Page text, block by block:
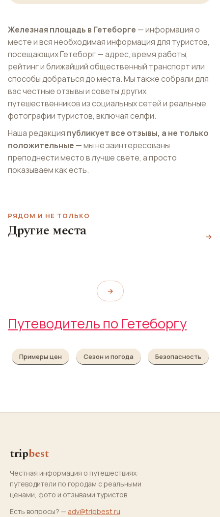
Железная площадь в Гетеборге — информация о
месте и вся необходимая информация для туристов,
посещающих Гетеборг — адрес, время работы,
рейтинг и ближайший общественный транспорт или
способы добраться до места. Мы также собрали для
вас честные отзывы и советы других
путешественников из социальных сетей и реальные
фотографии туристов, включая селфи.
Наша редакция публикует все отзывы, а не только
положительные — мы не заинтересованы
преподнести место в лучше свете, а просто
показываем как есть.
РЯДОМ И НЕ ТОЛЬКО
Другие места →
Площадь Авенюн
Джаз-клуб
→
Путеводитель по Гетеборгу
Примеры цен Сезон и погода Безопасность
tripbest
Честная информация о путешествиях:
путеводители по городам с реальными
ценами, фото и отзывами туристов.
Есть вопросы? — adv@tripbest.ru